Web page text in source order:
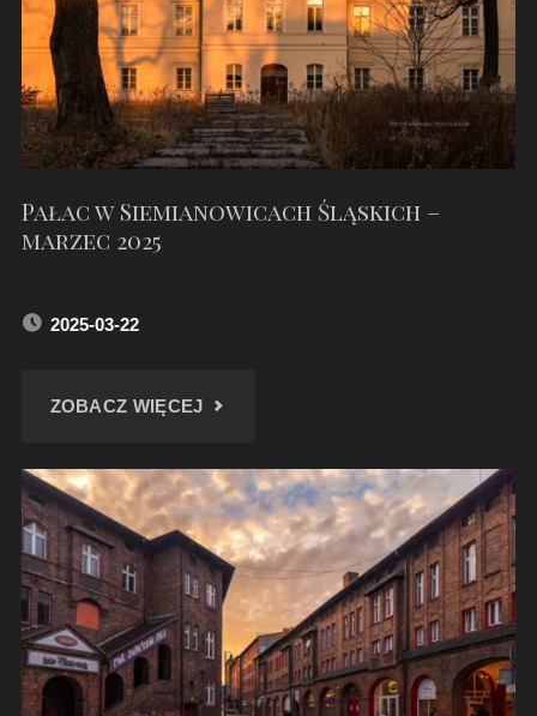
Pałac w Siemianowicach Śląskich –
marzec 2025
2025-03-22
ZOBACZ WIĘCEJ"PAŁAC
SIEMIANOWICACH
ŚLĄSKICH
–
MARZEC